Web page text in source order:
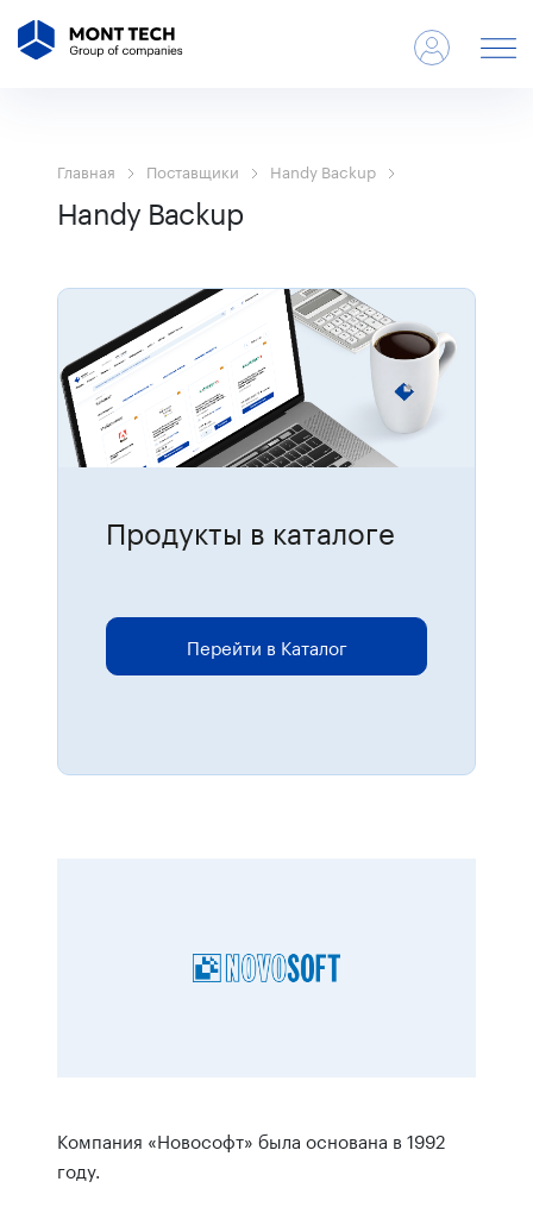
Главная Поставщики Handy Backup
Handy Backup
Продукты в каталоге
Для размещения онлайн-заказов
Перейти в Каталог
Компания «Новософт» была основана в 1992
году.